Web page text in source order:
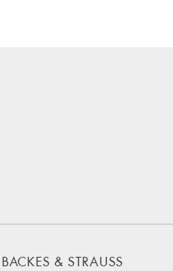
BACKES & STRAUSS